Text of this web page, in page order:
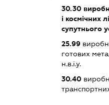
30.30
і космічних
супутнього
25.99
готових
н.в.і.у.
30.40